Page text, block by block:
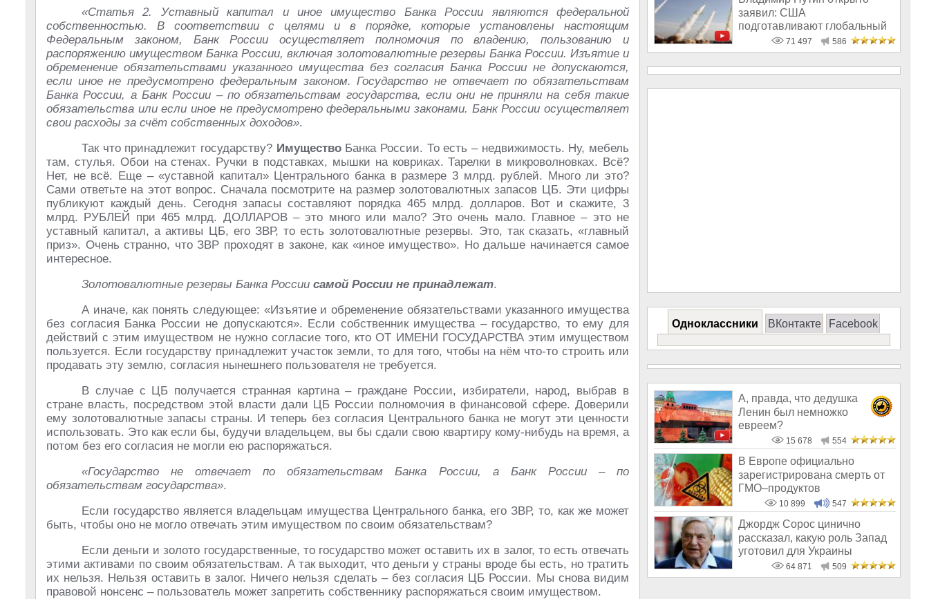
«Статья 2. Уставный капитал и иное имущество Банка России являются федеральной
собственностью. В соответствии с целями и в порядке, которые установлены настоящим
Федеральным законом, Банк России осуществляет полномочия по владению, пользованию и
распоряжению имуществом Банка России, включая золотовалютные резервы Банка России. Изъятие и
обременение обязательствами указанного имущества без согласия Банка России не допускаются,
если иное не предусмотрено федеральным законом. Государство не отвечает по обязательствам
Банка России, а Банк России – по обязательствам государства, если они не приняли на себя такие
обязательства или если иное не предусмотрено федеральными законами. Банк России осуществляет
свои расходы за счёт собственных доходов».
Так что принадлежит государству? ИмуществоБанка России. То есть – недвижимость. Ну, мебель
там, стулья. Обои на стенах. Ручки в подставках, мышки на ковриках. Тарелки в микроволновках. Всё?
Нет, не всё. Еще – «уставной капитал» Центрального банка в размере 3 млрд. рублей. Много ли это?
Сами ответьте на этот вопрос. Сначала посмотрите на размер золотовалютных запасов ЦБ. Эти цифры
публикуют каждый день. Сегодня запасы составляют порядка 465 млрд. долларов. Вот и скажите, 3
млрд. РУБЛЕЙ при 465 млрд. ДОЛЛАРОВ – это много или мало? Это очень мало. Главное – это не
уставный капитал, а активы ЦБ, его ЗВР, то есть золотовалютные резервы. Это, так сказать, «главный
приз». Очень странно, что ЗВР проходят в законе, как «иное имущество». Но дальше начинается самое
интересное.
Золотовалютные резервы Банка России самой России не принадлежат.
А иначе, как понять следующее: «Изъятие и обременение обязательствами указанного имущества
без согласия Банка России не допускаются». Если собственник имущества – государство, то ему для
действий с этим имуществом не нужно согласие того, кто ОТ ИМЕНИ ГОСУДАРСТВА этим имуществом
пользуется. Если государству принадлежит участок земли, то для того, чтобы на нём что-то строить или
продавать эту землю, согласия нынешнего пользователя не требуется.
В случае с ЦБ получается странная картина – граждане России, избиратели, народ, выбрав в
стране власть, посредством этой власти дали ЦБ России полномочия в финансовой сфере. Доверили
ему золотовалютные запасы страны. И теперь без согласия Центрального банка не могут эти ценности
использовать. Это как если бы, будучи владельцем, вы бы сдали свою квартиру кому-нибудь на время, а
потом без его согласия не могли ею распоряжаться.
«Государство не отвечает по обязательствам Банка России, а Банк России – по
обязательствам государства».
Если государство является владельцам имущества Центрального банка, его ЗВР, то, как же может
быть, чтобы оно не могло отвечать этим имуществом по своим обязательствам?
Если деньги и золото государственные, то государство может оставить их в залог, то есть отвечать
этими активами по своим обязательствам. А так выходит, что деньги у страны вроде бы есть, но тратить
их нельзя. Нельзя оставить в залог. Ничего нельзя сделать – без согласия ЦБ России. Мы снова видим
правовой нонсенс – пользователь может запретить собственнику распоряжаться своим имуществом.
заявил: США
подготавливают глобальный
удар по России
71 497 586
Одноклассники ВКонтакте Facebook
А, правда, что дедушка
Ленин был немножко
евреем?
15 678 554
В Европе официально
зарегистрирована смерть от
ГМО–продуктов
10 899 547
Джордж Сорос цинично
рассказал, какую роль Запад
уготовил для Украины
64 871 509